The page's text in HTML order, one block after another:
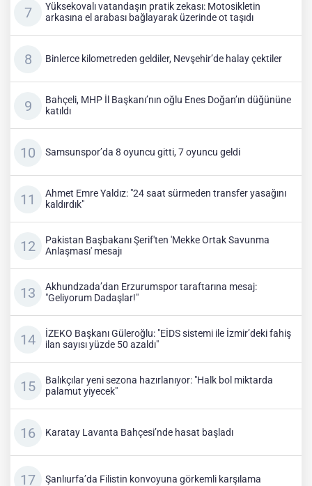
Yüksekovalı vatandaşın pratik zekası: Motosikletin
arkasına el arabası bağlayarak üzerinde ot taşıdı
Binlerce kilometreden geldiler, Nevşehir’de halay çektiler
Bahçeli, MHP İl Başkanı’nın oğlu Enes Doğan’ın düğününe
katıldı
Samsunspor’da 8 oyuncu gitti, 7 oyuncu geldi
Ahmet Emre Yaldız: "24 saat sürmeden transfer yasağını
kaldırdık"
Pakistan Başbakanı Şerif'ten 'Mekke Ortak Savunma
Anlaşması' mesajı
Akhundzada’dan Erzurumspor taraftarına mesaj:
"Geliyorum Dadaşlar!"
İZEKO Başkanı Güleroğlu: "EİDS sistemi ile İzmir’deki fahiş
ilan sayısı yüzde 50 azaldı"
Balıkçılar yeni sezona hazırlanıyor: "Halk bol miktarda
palamut yiyecek"
Karatay Lavanta Bahçesi’nde hasat başladı
Şanlıurfa’da Filistin konvoyuna görkemli karşılama